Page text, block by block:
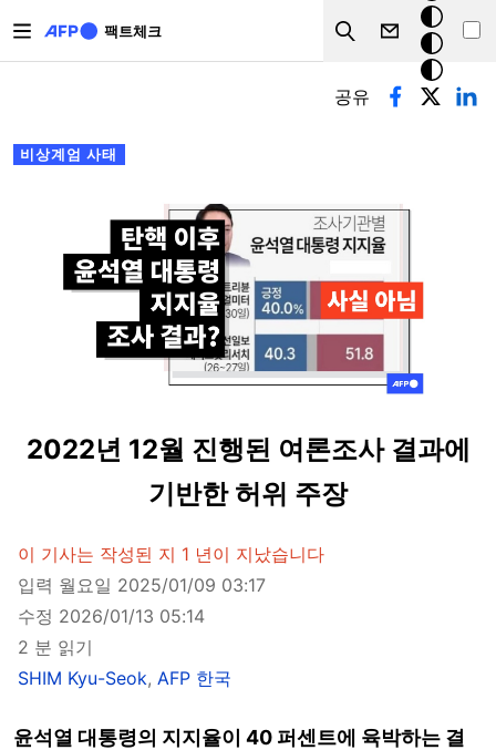
팩트체크
Search
크
모
드
기본탭
비상계엄 사태
공유
2022년 12월 진행된 여론조사 결과에
기반한 허위 주장
이 기사는 작성된 지 1 년이 지났습니다
입력 월요일 2025/01/09 03:17
수정 2026/01/13 05:14
2 분 읽기
SHIM Kyu-Seok, AFP 한국
윤석열 대통령의 지지율이 40 퍼센트에 육박하는 결